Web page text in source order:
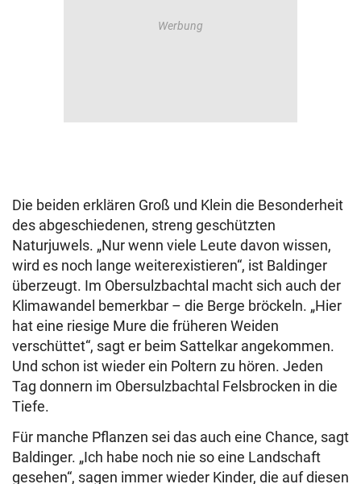
Die beiden erklären Groß und Klein die Besonderheit
des abgeschiedenen, streng geschützten
Naturjuwels. „Nur wenn viele Leute davon wissen,
wird es noch lange weiterexistieren“, ist Baldinger
überzeugt. Im Obersulzbachtal macht sich auch der
Klimawandel bemerkbar – die Berge bröckeln. „Hier
hat eine riesige Mure die früheren Weiden
verschüttet“, sagt er beim Sattelkar angekommen.
Und schon ist wieder ein Poltern zu hören. Jeden
Tag donnern im Obersulzbachtal Felsbrocken in die
Tiefe.
Für manche Pflanzen sei das auch eine Chance, sagt
Baldinger. „Ich habe noch nie so eine Landschaft
gesehen“, sagen immer wieder Kinder, die auf diesen